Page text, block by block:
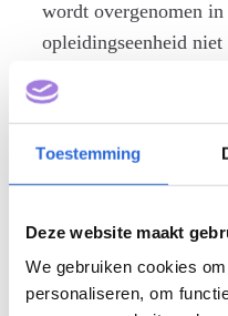
Toestemming
Deze website maakt
We gebruiken cookies
personaliseren, om
wordt overgenomen
opleidingseenheid
opleidingseenheid
het moment dat de
informatie ontsloten
geef dan ook de
aan ons door, zodat
opleiding kan worden